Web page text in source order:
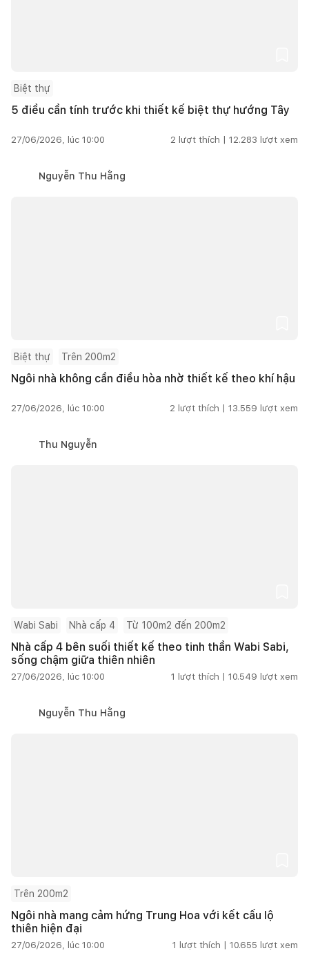
Biệt thự
5 điều cần tính trước khi thiết kế biệt thự hướng Tây
27/06/2026, lúc 10:00 2 lượt thích | 12.283 lượt xem
Nguyễn Thu Hằng
Biệt thự Trên 200m2
Ngôi nhà không cần điều hòa nhờ thiết kế theo khí hậu
27/06/2026, lúc 10:00 2 lượt thích | 13.559 lượt xem
Thu Nguyễn
Wabi Sabi Nhà cấp 4 Từ 100m2 đến 200m2
Nhà cấp 4 bên suối thiết kế theo tinh thần Wabi Sabi,
sống chậm giữa thiên nhiên
27/06/2026, lúc 10:00 1 lượt thích | 10.549 lượt xem
Nguyễn Thu Hằng
Trên 200m2
Ngôi nhà mang cảm hứng Trung Hoa với kết cấu lộ
thiên hiện đại
27/06/2026, lúc 10:00 1 lượt thích | 10.655 lượt xem